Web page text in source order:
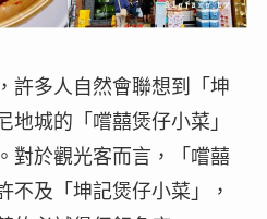
許多人自然會聯想到「坤
地城的「嚐囍煲仔小菜」
對於觀光客而言，「嚐囍
不及「坤記煲仔小菜」，